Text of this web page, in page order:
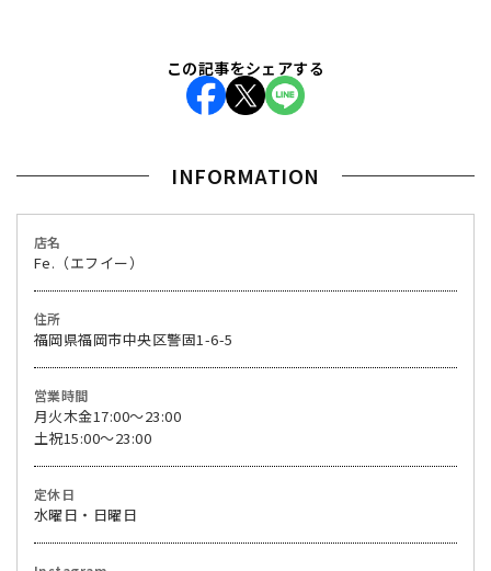
この記事をシェアする
INFORMATION
店名
Fe.（エフイー）
住所
福岡県福岡市中央区警固1-6-5
営業時間
月火木金17:00〜23:00
土祝15:00〜23:00
定休日
水曜日・日曜日